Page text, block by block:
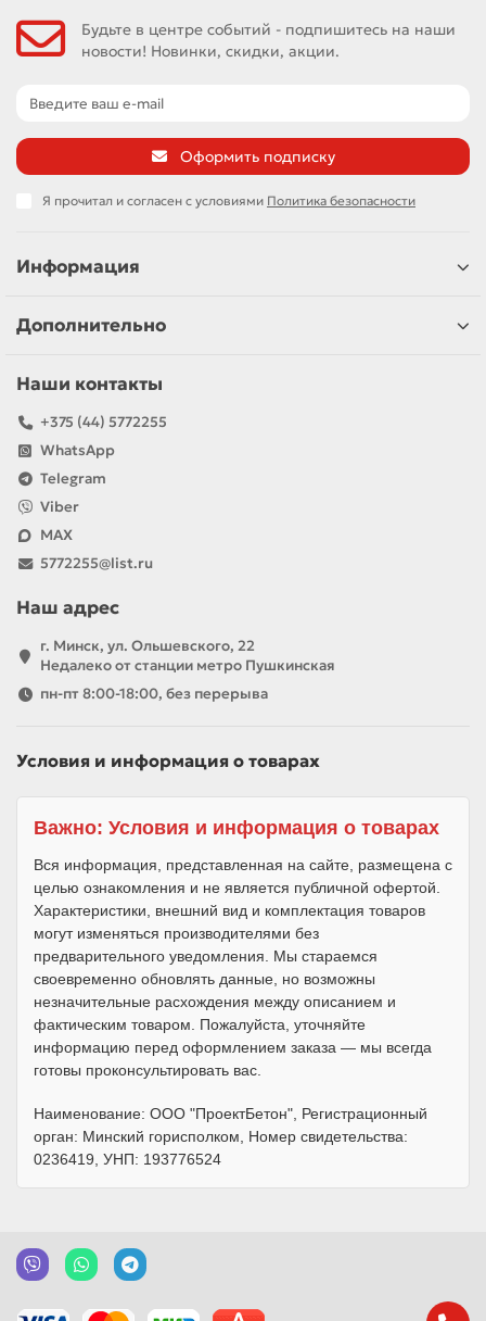
Будьте в центре событий - подпишитесь на наши
новости! Новинки, скидки, акции.
Оформить подписку
Я прочитал и согласен с условиями Политика безопасности
Информация
Дополнительно
Наши контакты
+375 (44) 5772255
WhatsApp
Telegram
Viber
MAX
5772255@list.ru
Наш адрес
г. Минск, ул. Ольшевского, 22
Недалеко от станции метро Пушкинская
пн-пт 8:00-18:00, без перерыва
Условия и информация о товарах
Важно: Условия и информация о товарах
Вся информация, представленная на сайте, размещена с
целью ознакомления и не является публичной офертой.
Характеристики, внешний вид и комплектация товаров
могут изменяться производителями без
предварительного уведомления. Мы стараемся
своевременно обновлять данные, но возможны
незначительные расхождения между описанием и
фактическим товаром. Пожалуйста, уточняйте
информацию перед оформлением заказа — мы всегда
готовы проконсультировать вас.
Наименование: ООО "ПроектБетон", Регистрационный
орган: Минский горисполком, Номер свидетельства:
0236419, УНП: 193776524